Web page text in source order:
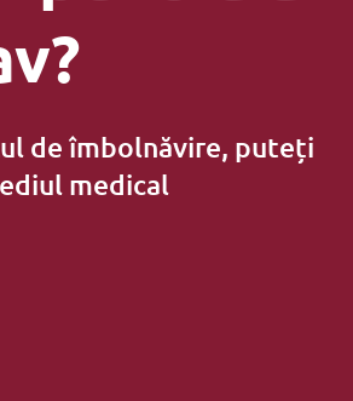
de îmbolnăvire, puteți
medical